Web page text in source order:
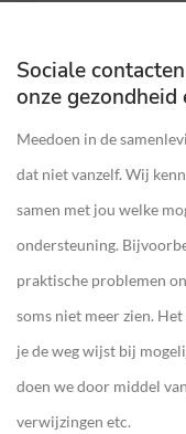
Sociale
onze gezondheid
Meedoen in de
dat niet vanzelf. Wij
samen met jou welke
ondersteuning.
praktische problemen
soms niet meer zien.
je de weg wijst bij
doen we door middel
verwijzingen etc.